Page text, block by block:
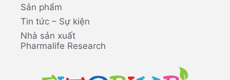
Sản phẩm
Tin tức – Sự kiện
Nhà sản xuất
Pharmalife Research